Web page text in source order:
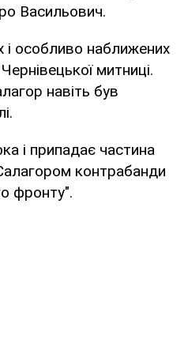
Васильович.
і особливо наближених
митниці.
навіть був
і припадає частина
контрабанди
фронту".